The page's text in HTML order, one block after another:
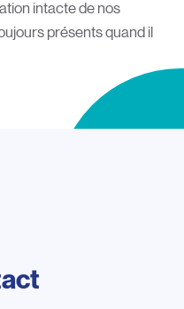
intacte de nos
présents quand il